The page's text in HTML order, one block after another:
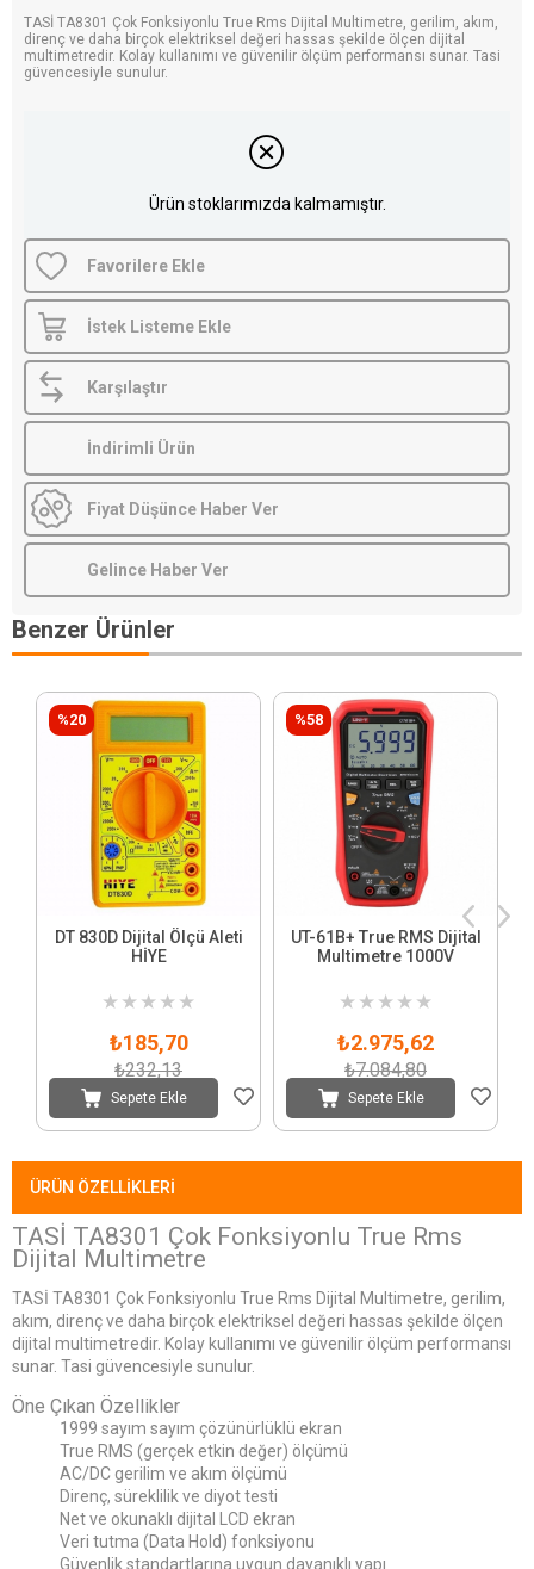
TASİ TA8301 Çok Fonksiyonlu True Rms Dijital Multimetre, gerilim, akım,
direnç ve daha birçok elektriksel değeri hassas şekilde ölçen dijital
multimetredir. Kolay kullanımı ve güvenilir ölçüm performansı sunar. Tasi
güvencesiyle sunulur.
Ürün stoklarımızda kalmamıştır.
Favorilere Ekle
İstek Listeme Ekle
Karşılaştır
İndirimli Ürün
Fiyat Düşünce Haber Ver
Gelince Haber Ver
Benzer Ürünler
DT 830D Dijital Ölçü Aleti
HİYE
★ ★ ★ ★ ★
₺185,70
₺232,13
Sepete Ekle
%20
UT-61B+ True RMS Dijital
Multimetre 1000V
★ ★ ★ ★ ★
₺2.975,62
₺7.084,80
Sepete Ekle
%58
ÜRÜN ÖZELLIKLERI
TASİ TA8301 Çok Fonksiyonlu True Rms
Dijital Multimetre
TASİ TA8301 Çok Fonksiyonlu True Rms Dijital Multimetre, gerilim,
akım, direnç ve daha birçok elektriksel değeri hassas şekilde ölçen
dijital multimetredir. Kolay kullanımı ve güvenilir ölçüm performansı
sunar. Tasi güvencesiyle sunulur.
Öne Çıkan Özellikler
1999 sayım sayım çözünürlüklü ekran
True RMS (gerçek etkin değer) ölçümü
AC/DC gerilim ve akım ölçümü
Direnç, süreklilik ve diyot testi
Net ve okunaklı dijital LCD ekran
Veri tutma (Data Hold) fonksiyonu
Güvenlik standartlarına uygun dayanıklı yapı